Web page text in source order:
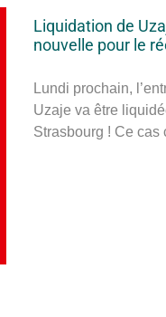
Liquidation de
nouvelle pour le
Lundi prochain,
Uzaje va être
Strasbourg ! Ce cas